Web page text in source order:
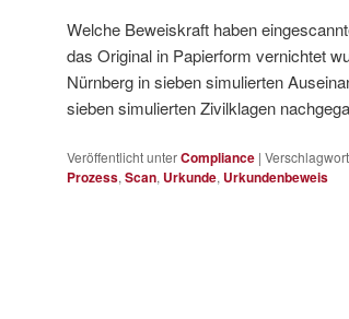
Welche Beweiskraft haben
das Original in Papierform vernichtet
Nürnberg in sieben simulierten
sieben simulierten Zivilklagen
Veröffentlicht unterCompliance |
Prozess, Scan, Urkunde, Urkundenbeweis